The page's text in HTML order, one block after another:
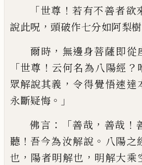
「世尊 ！ 若有不善者欲
說此呪 ， 頭破作七分如阿梨
爾時 ， 無邊身菩薩即從
「世尊 ！ 云何名為八陽經 ？
眾解說其義 ， 令得覺悟速達
永斷疑悔 。」
佛言 ：「善哉 ， 善哉 ！
聽 ！ 吾今為汝解說 。 八陽之
也 ， 陽者明解也 ， 明解大乘